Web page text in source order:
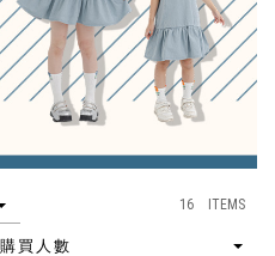
16 ITEMS
購買人數